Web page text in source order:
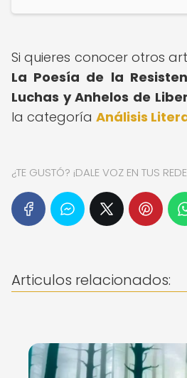
Si quieres conocer otros
La Poesía de la
Luchas y Anhelos de
la categoría Análisis
¿TE GUSTÓ? ¡DALE VOZ EN TUS
Articulos relacionados: